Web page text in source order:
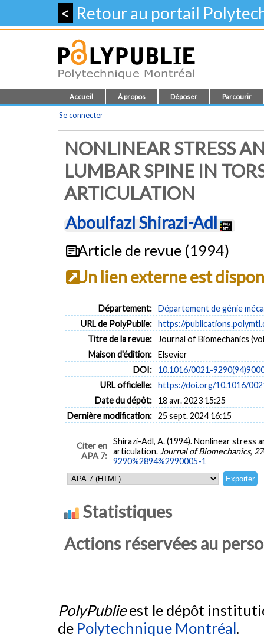
< Retour au portail
Accueil À propos Déposer Parcourir
Se connecter
NONLINEAR STRESS
LUMBAR SPINE IN
ARTICULATION
Aboulfazl Shirazi-Adl
Article de revue (1994)
Un lien externe est
Département: Département de génie
URL de PolyPublie: https://
Titre de la revue:
Journal of Biomechanics
Maison d'édition: Elsevier
DOI:
10.1016/0021-
URL officielle: https://doi.org/10.1016/
Date du dépôt:
18 avr. 2023 15:25
Dernière modification: 25 sept. 2024 16:15
Citer en
APA 7:
Shirazi-Adl, A. (1994). Nonlinear stress
articulation. Journal of Biomechanics, 27
9290%2894%2990005-1
Statistiques
Actions réservées au
PolyPublieest le dépôt
de Polytechnique Montréal.